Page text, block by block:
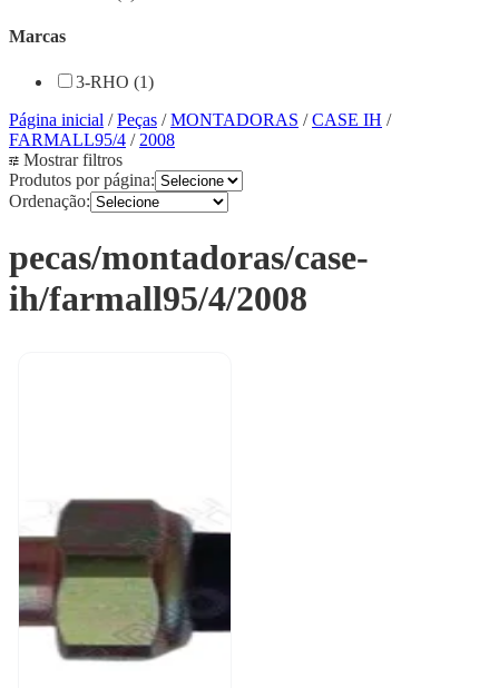
Marcas
3-RHO (1)
Página inicial /Peças /MONTADORAS /CASE IH /
FARMALL95/4 / 2008
Mostrar filtros
Produtos por página:
Ordenação:
pecas/montadoras/case-
ih/farmall95/4/2008